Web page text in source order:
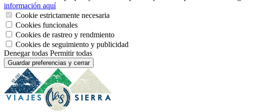
información aquí
Cookie estrictamente necesaria
Cookies funcionales
Cookies de rastreo y rendmiento
Cookies de seguimiento y publicidad
Denegar todas Permitir todas
Guardar preferencias y cerrar